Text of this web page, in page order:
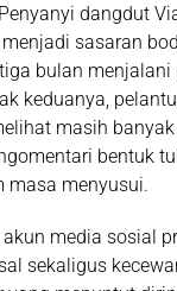
dangdut
sasaran
bulan
keduanya,
masih
bentuk
masa menyusui.
media sosial
sekaligus